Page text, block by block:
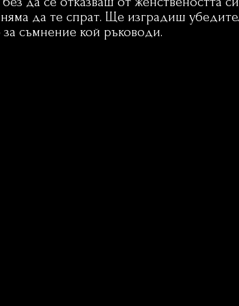
да те спрат. Ще изградиш
съмнение кой ръководи.